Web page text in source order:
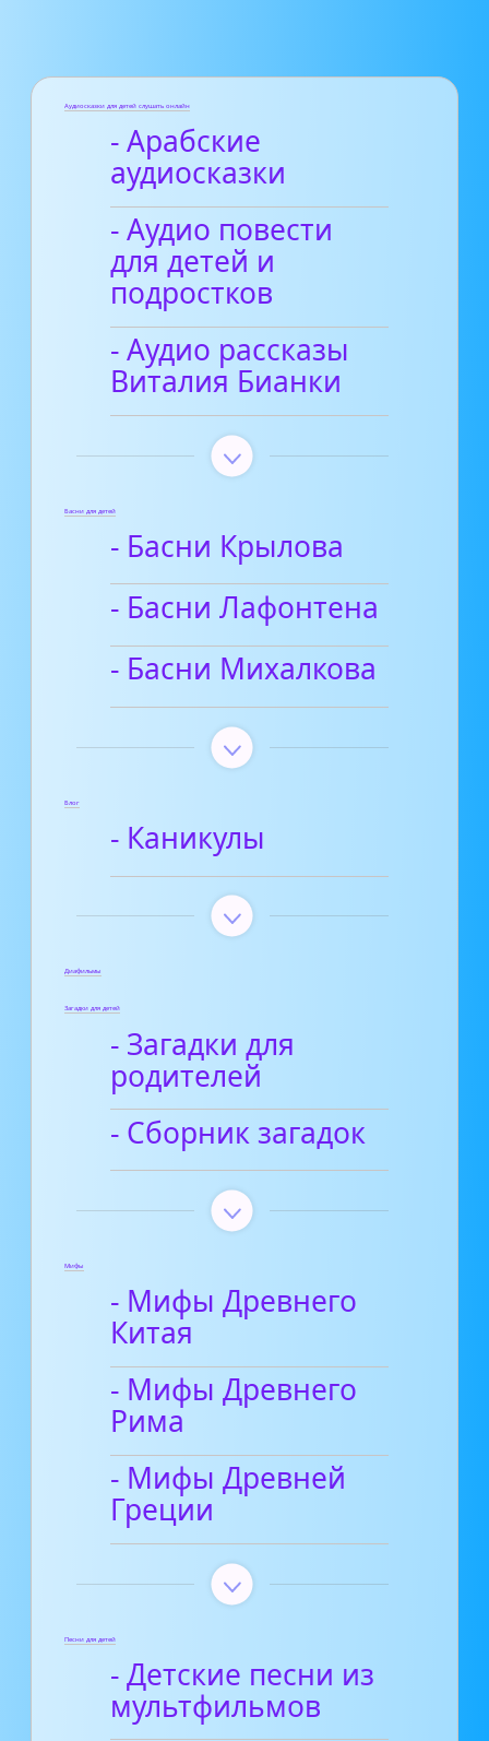
Аудиосказки для детей слушать онлайн
- Арабские
аудиосказки
- Аудио повести
для детей и
подростков
- Аудио рассказы
Виталия Бианки
Басни для детей
- Басни Крылова
- Басни Лафонтена
- Басни Михалкова
Блог
- Каникулы
Диафильмы
Загадки для детей
- Загадки для
родителей
- Сборник загадок
Мифы
- Мифы Древнего
Китая
- Мифы Древнего
Рима
- Мифы Древней
Греции
Песни для детей
- Детские песни из
мультфильмов